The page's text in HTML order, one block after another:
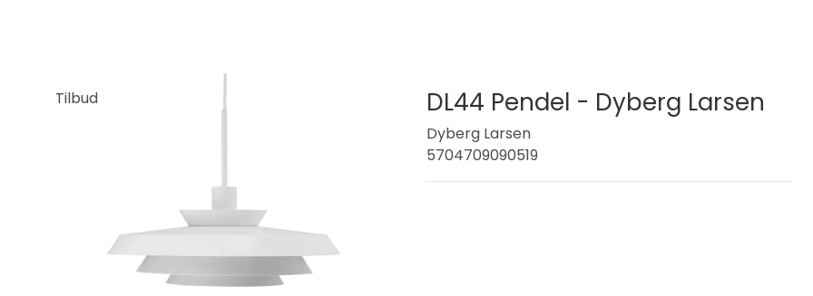
Tilbud DL44 Pendel - Dyberg Larsen
Dyberg Larsen
5704709090519